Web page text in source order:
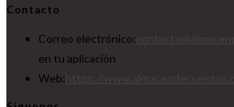
Contacto
Correo electrónico:
en tu aplicación
Web: